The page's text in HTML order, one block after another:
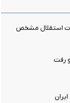
استقلال مشخص
رفت